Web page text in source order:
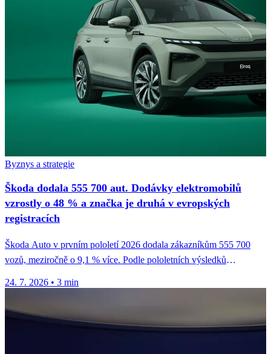
Byznys a strategie
Škoda dodala 555 700 aut. Dodávky elektromobilů
vzrostly o 48 % a značka je druhá v evropských
registracích
Škoda Auto v prvním pololetí 2026 dodala zákazníkům 555 700
vozů, meziročně o 9,1 % více. Podle pololetních výsledků
24. 7. 2026 • 3 min